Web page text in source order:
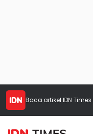
Baca artikel IDN Times